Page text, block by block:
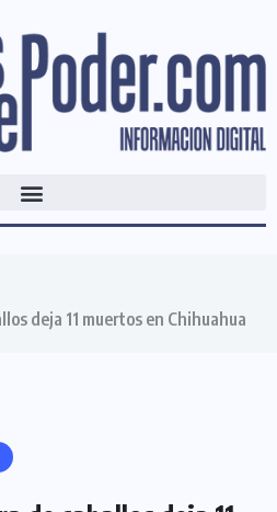
deja 11 muertos en Chihuahua